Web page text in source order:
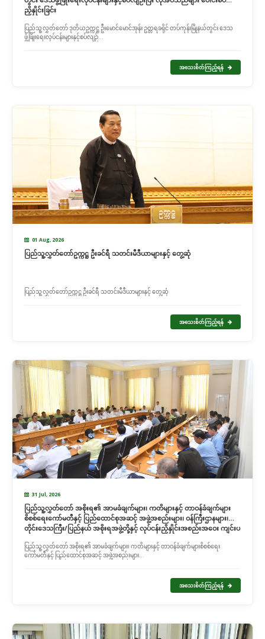
ညှိနှိုင်းခြင်း
ပြည်သူ့လွှတ်တော် ဒုတိယဥက္ကဋ္ဌ ဦးမောင်မောင်အုန်း ဥတ္တရခရိုင် တပ်ကုန်းမြိုနယ်တွင်း ဒေသ
ဖွံ့ဖြိုးရေးလုပ်ငန်းများနှင့်စပ်လျဉ်...
အသေးစိတ်ကြည့်ရန်
01 Aug, 2026
ပြည်သူ့လွှတ်တော်ဥက္ကဋ္ဌ ဦးခင်ရီ သတင်းမီဒီယာများနှင့် တွေ့ဆုံ
ပြည်သူ့လွှတ်တော်ဥက္ကဋ္ဌ ဦးခင်ရီ သတင်းမီဒီယာများနှင့် တွေ့ဆုံ
အသေးစိတ်ကြည့်ရန်
31 Jul, 2026
ပြည်သူ့လွှတ်တော် အစိုးရ၏ အာမခံချက်များ၊ ကတိများနှင့် တာဝန်ခံချက်များ
စိစစ်ရေးကော်မတီနှင့် ပြည်ထောင်စုအဆင့် အဖွဲ့အစည်းများ၊ ဝန်ကြီးဌာနများ၊
တိုင်းဒေသကြီး/ပြည်နယ် အစိုးရအဖွဲ့တို့နှင့် လုပ်ငန်းညှိနှိုင်းအစည်းအဝေး ကျင်းပ
ပြည်သူ့လွှတ်တော် အစိုးရ၏ အာမခံချက်များ၊ ကတိများနှင့် တာဝန်ခံချက်များစိစစ်ရေး
ကော်မတီနှင့် ပြည်ထောင်စုအဆင့် အဖွဲ့အစည်းများ...
အသေးစိတ်ကြည့်ရန်